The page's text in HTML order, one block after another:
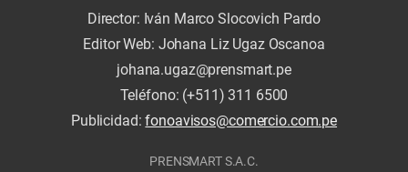
Director: Iván Marco Slocovich Pardo
Editor Web: Johana Liz Ugaz Oscanoa
johana.ugaz@prensmart.pe
Teléfono: (+511) 311 6500
Publicidad:fonoavisos@comercio.com.pe
PRENSMART S.A.C.